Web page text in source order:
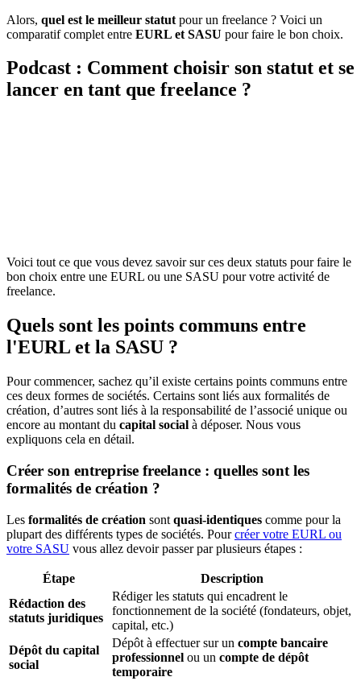
Alors, quel est le meilleur statut pour un freelance ? Voici un
comparatif complet entre EURL et SASU pour faire le bon choix.
Podcast : Comment choisir son statut et se
lancer en tant que freelance ?
Voici tout ce que vous devez savoir sur ces deux statuts pour faire le
bon choix entre une EURL ou une SASU pour votre activité de
freelance.
Quels sont les points communs entre
l'EURL et la SASU ?
Pour commencer, sachez qu’il existe certains points communs entre
ces deux formes de sociétés. Certains sont liés aux formalités de
création, d’autres sont liés à la responsabilité de l’associé unique ou
encore au montant du capital social à déposer. Nous vous
expliquons cela en détail.
Créer son entreprise freelance : quelles sont les
formalités de création ?
Les formalités de création sont quasi-identiques comme pour la
plupart des différents types de sociétés. Pourcréer votre EURL ou
votre SASU vous allez devoir passer par plusieurs étapes :
Étape
Description
Rédaction des
statuts juridiques
Rédiger les statuts qui encadrent le
fonctionnement de la société (fondateurs, objet,
capital, etc.)
Dépôt du capital
social
Dépôt à effectuer sur un compte bancaire
professionnel ou un compte de dépôt
temporaire